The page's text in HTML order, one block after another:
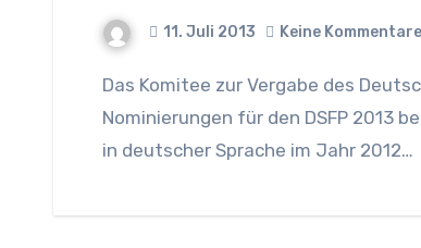
11. Juli 2013 Keine Kommentare
Das Komitee zur Vergabe des Deutschen Science-Fiction-Preises freut sich, die
Nominierungen für den DSFP 2013
in deutscher Sprache im Jahr 2012…